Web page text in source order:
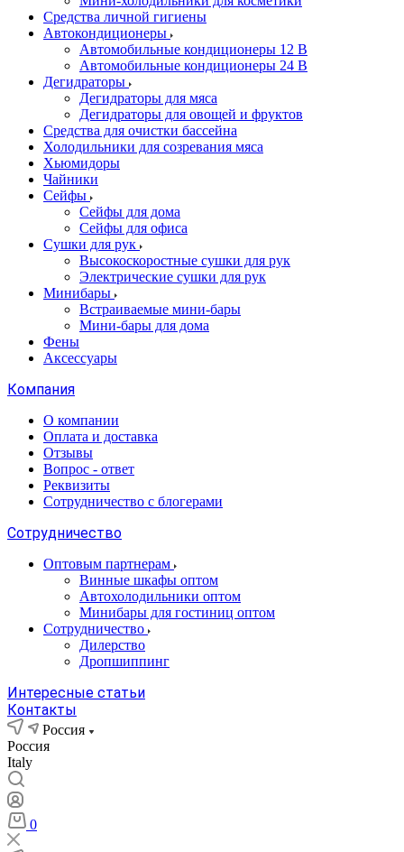
Cредства личной гигиены
Автокондиционеры
Автомобильные кондиционеры 12 В
Автомобильные кондиционеры 24 В
Дегидраторы
Дегидраторы для мяса
Дегидраторы для овощей и фруктов
Средства для очистки бассейна
Холодильники для созревания мяса
Хьюмидоры
Чайники
Сейфы
Сейфы для дома
Сейфы для офиса
Сушки для рук
Высокоскоростные сушки для рук
Электрические сушки для рук
Минибары
Встраиваемые мини-бары
Мини-бары для дома
Фены
Аксессуары
Компания
О компании
Оплата и доставка
Отзывы
Вопрос - ответ
Реквизиты
Сотрудничество с блогерами
Сотрудничество
Оптовым партнерам
Винные шкафы оптом
Автохолодильники оптом
Минибары для гостиниц оптом
Сотрудничество
Дилерство
Дропшиппинг
Интересные статьи
Контакты
Россия
Россия
Italy
0